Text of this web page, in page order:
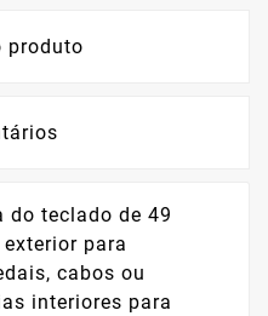
produto
do teclado de 49
para
cabos ou
interiores para